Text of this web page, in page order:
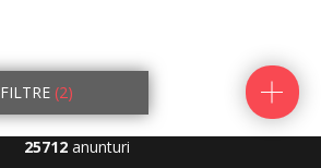
FILTRE (2)
25712anunturi